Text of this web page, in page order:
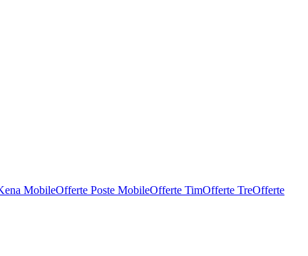
MobileOfferte Poste MobileOfferte TimOfferte TreOfferte